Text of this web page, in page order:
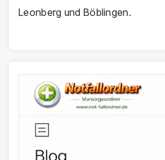
Leonberg und Böblingen.